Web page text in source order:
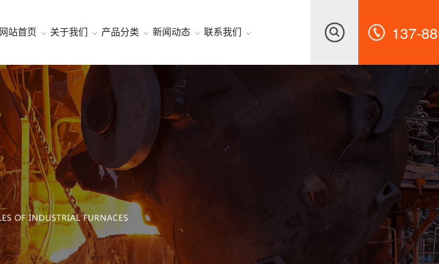
网站首页 关于我们 产品分类 新闻动态 联系我们 137-